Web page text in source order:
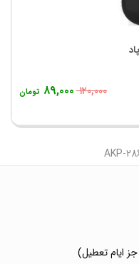
۱۲۰,۰۰۰ ۸۹,۰۰۰ تومان